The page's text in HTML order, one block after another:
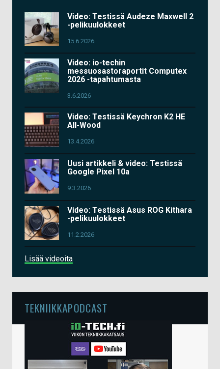
Video: Testissä Audeze Maxwell 2
-pelikuulokkeet
15.6.2026
Video: io-techin
messuosastoraportit Computex
2026 -tapahtumasta
3.6.2026
Video: Testissä Keychron K2 HE
All-Wood
13.4.2026
Uusi artikkeli & video: Testissä
Google Pixel 10a
9.3.2026
Video: Testissä Asus ROG Kithara
-pelikuulokkeet
11.2.2026
Lisää videoita
TEKNIIKKAPODCAST